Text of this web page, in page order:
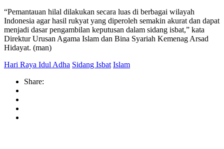
“Pemantauan hilal dilakukan secara luas di berbagai wilayah
Indonesia agar hasil rukyat yang diperoleh semakin akurat dan dapat
menjadi dasar pengambilan keputusan dalam sidang isbat,” kata
Direktur Urusan Agama Islam dan Bina Syariah Kemenag Arsad
Hidayat. (man)
Hari Raya Idul Adha Sidang Isbat Islam
Share: